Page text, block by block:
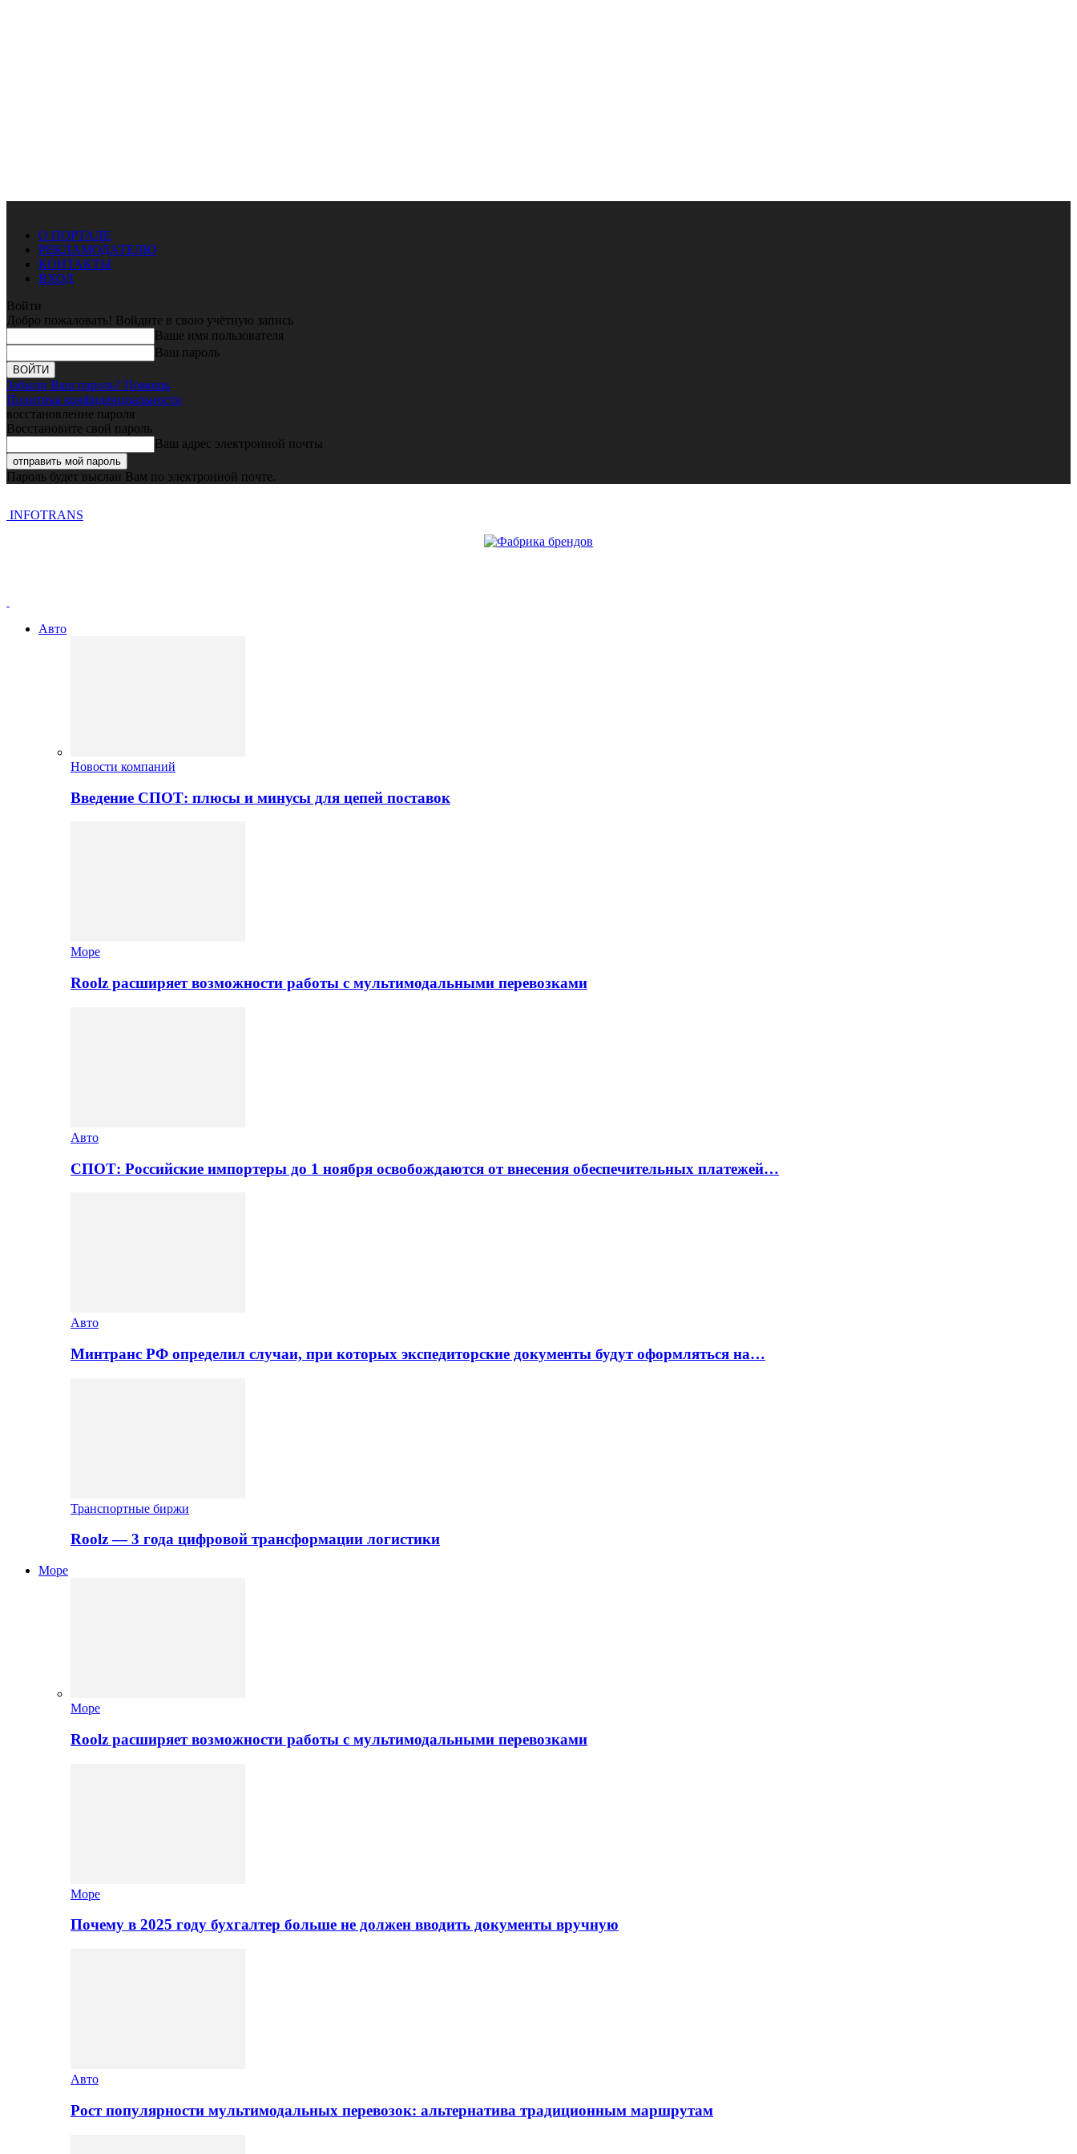
О ПОРТАЛЕ
РЕКЛАМОДАТЕЛЮ
КОНТАКТЫ
ВХОД
Войти
Добро пожаловать! Войдите в свою учётную запись
Ваше имя пользователя
Ваш пароль
Забыли Ваш пароль? Помощь
Политика конфиденциальности
восстановление пароля
Восстановите свой пароль
Ваш адрес электронной почты
Пароль будет выслан Вам по электронной почте.
INFOTRANS
Авто
Новости компаний
Введение СПОТ: плюсы и минусы для цепей поставок
Море
Roolz расширяет возможности работы с мультимодальными перевозками
Авто
СПОТ: Российские импортеры до 1 ноября освобождаются от внесения обеспечительных платежей…
Авто
Минтранс РФ определил случаи, при которых экспедиторские документы будут оформляться на…
Транспортные биржи
Roolz — 3 года цифровой трансформации логистики
Море
Море
Roolz расширяет возможности работы с мультимодальными перевозками
Море
Почему в 2025 году бухгалтер больше не должен вводить документы вручную
Авто
Рост популярности мультимодальных перевозок: альтернатива традиционным маршрутам